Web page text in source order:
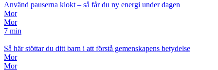
Använd pauserna klokt – så får du ny energi under dagen
Mor
Mor
7 min
Så här stöttar du ditt barn i att förstå gemenskapens betydelse
Mor
Mor